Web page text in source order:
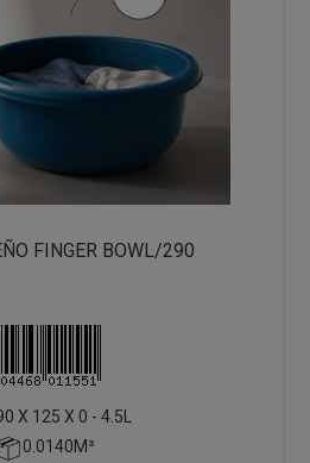
FINGER BOWL/290
X 125 X 0 - 4.5L
0.0140M³